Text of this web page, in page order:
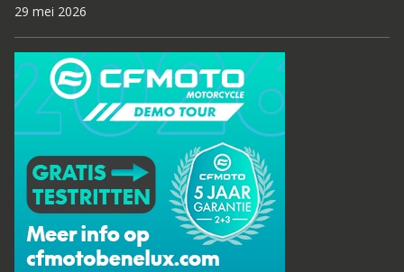
29 mei 2026